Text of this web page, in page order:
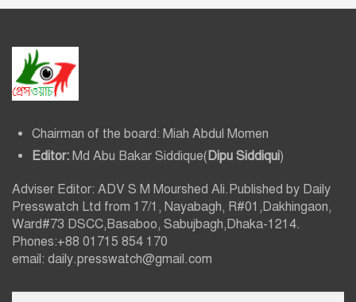
Chairman of the board: Miah Abdul Momen
Editor: Md Abu Bakar Siddique(Dipu Siddiqui)
Adviser Editor: ADV S M Mourshed Ali.Published by Daily
Presswatch Ltd from 17/1, Nayabagh, R#01,Dakhingaon,
Ward#73 DSCC,Basaboo, Sabujbagh,Dhaka-1214.
Phones:+88 01715 854 170
email: daily.presswatch@gmail.com